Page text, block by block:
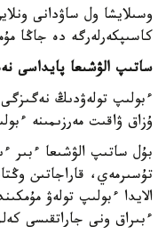
وسىلايشا ول ساۋدانى
كاسىپكەرلەرگە دە جاڭا
ساتىپ الۋشىعا پايداسى
ءبولىپ تولەۋدىڭ
ۇزاق ۋاقىت مەرزىمىنە
بۇل ساتىپ الۋشىعا ءبىر
تۇسىرمەي، قاراجاتىن
الايدا ءبولىپ تولەۋ
ءبىراق ونى جاراتقىسى